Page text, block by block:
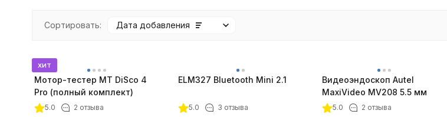
Сортировать: Дата добавления
хит
Мотор-тестер MT DiSco 4
Pro (полный комплект)
5.0 2 отзыва
ELM327 Bluetooth Mini 2.1
5.0 3 отзыва
Видеоэндоскоп Autel
MaxiVideo MV208 5.5 мм
5.0 2 отзыва